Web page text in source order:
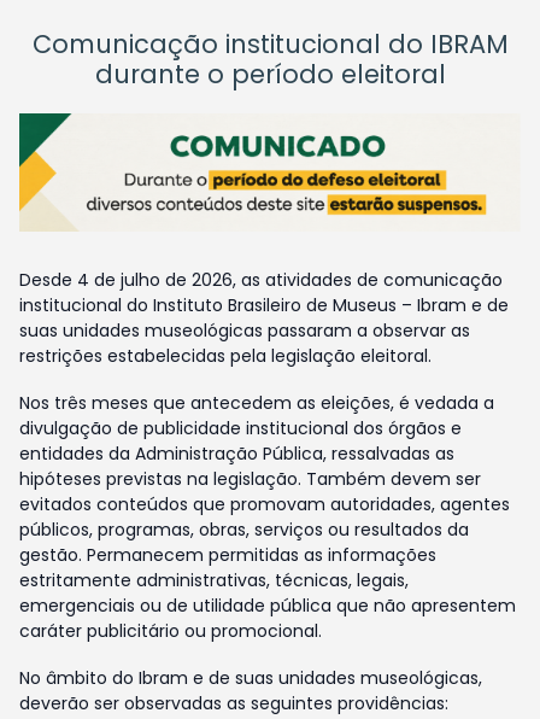
Comunicação institucional do IBRAM
durante o período eleitoral
Desde 4 de julho de 2026, as atividades de comunicação
institucional do Instituto Brasileiro de Museus – Ibram e de
suas unidades museológicas passaram a observar as
restrições estabelecidas pela legislação eleitoral.
Nos três meses que antecedem as eleições, é vedada a
divulgação de publicidade institucional dos órgãos e
entidades da Administração Pública, ressalvadas as
hipóteses previstas na legislação. Também devem ser
evitados conteúdos que promovam autoridades, agentes
públicos, programas, obras, serviços ou resultados da
gestão. Permanecem permitidas as informações
estritamente administrativas, técnicas, legais,
emergenciais ou de utilidade pública que não apresentem
caráter publicitário ou promocional.
No âmbito do Ibram e de suas unidades museológicas,
deverão ser observadas as seguintes providências: